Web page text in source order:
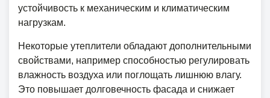
устойчивость к механическим и климатическим
нагрузкам.
Некоторые утеплители обладают дополнительными
свойствами, например способностью регулировать
влажность воздуха или поглощать лишнюю влагу.
Это повышает долговечность фасада и снижает